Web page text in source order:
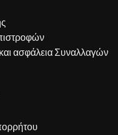
ασφάλεια Συναλλαγών